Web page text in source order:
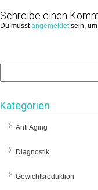
Schreibe einen
Du musstangemeldetsein, um
Kategorien
Anti Aging
Diagnostik
Gewichtsreduktion